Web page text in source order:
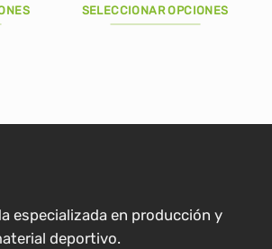
SELECCIONAR OPCIONES
elegir
en
especializada en producción y
deportivo.